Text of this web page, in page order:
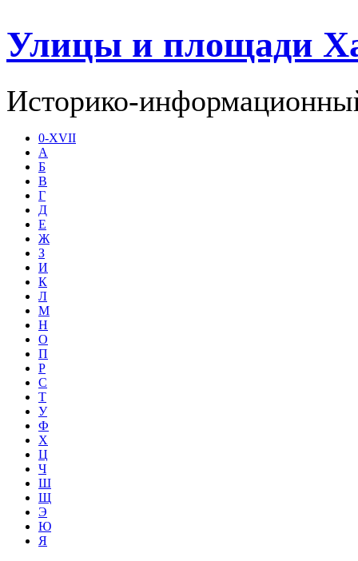
Улицы и площади
Историко-
0-XVII
А
Б
В
Г
Д
Е
Ж
З
И
К
Л
М
Н
О
П
Р
С
Т
У
Ф
Х
Ц
Ч
Ш
Щ
Э
Ю
Я